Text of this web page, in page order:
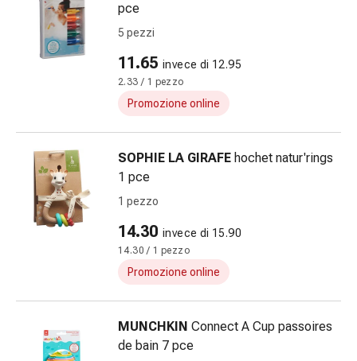
colla
tissutale
vescicante
Tamponi
medicali
orecchie
Igiene
dell'orecchio
all'orecchio
Gocce
oftalmiche
Medicazioni
oftalmiche
pce
5 pezzi
11.65 invece di 12.95
2.33 / 1 pezzo
Promozione online
SOPHIE LA GIRAFE hochet natur'rings
1 pce
1 pezzo
14.30 invece di 15.90
14.30 / 1 pezzo
Promozione online
MUNCHKIN Connect A Cup passoires
de bain 7 pce